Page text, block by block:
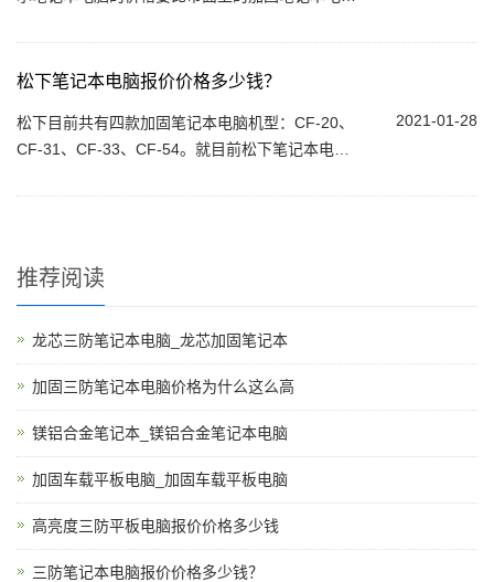
些功能...
松下笔记本电脑报价价格多少钱？
2021-01-28
松下目前共有四款加固笔记本电脑机型：CF-20、
CF-31、CF-33、CF-54。就目前松下笔记本电脑
仅只是标配，如果选用高配或选配一些功能...
推荐阅读
龙芯三防笔记本电脑_龙芯加固笔记本
加固三防笔记本电脑价格为什么这么高
镁铝合金笔记本_镁铝合金笔记本电脑
加固车载平板电脑_加固车载平板电脑
高亮度三防平板电脑报价价格多少钱
三防笔记本电脑报价价格多少钱？